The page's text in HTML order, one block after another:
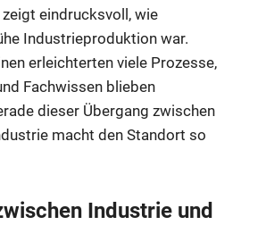
zeigt eindrucksvoll, wie
Industrieproduktion war.
erleichterten viele Prozesse,
Fachwissen blieben
dieser Übergang zwischen
macht den Standort so
Industrie und